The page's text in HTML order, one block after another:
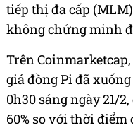
tiếp thị đa cấp
không chứng minh
Trên
giá đồng Pi đã
0h30 sáng ngày 21/
60% so với thời điểm